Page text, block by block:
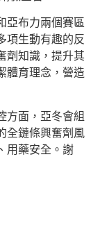
亞布力兩個賽區
項生動有趣的反
劑知識，提升其
體育理念，營造
方面，亞冬會組
全鏈條興奮劑風
用藥安全。謝